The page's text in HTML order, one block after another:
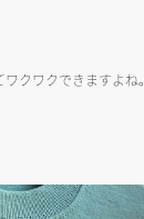
クワクできますよね。